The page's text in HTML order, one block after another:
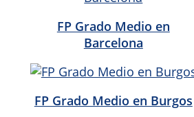
FP Grado Medio en
Barcelona
FP Grado Medio en Burgos